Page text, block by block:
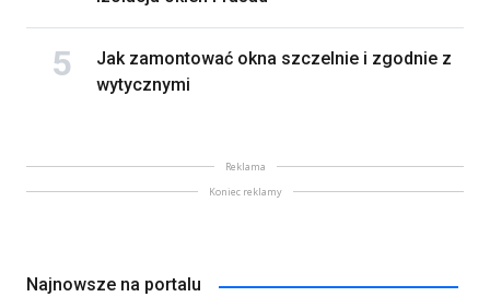
Jak zamontować okna szczelnie i zgodnie z
wytycznymi
Reklama
Koniec reklamy
Najnowsze na portalu